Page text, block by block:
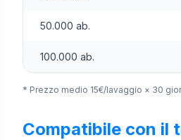
50.000 ab.
100.000 ab.
* Prezzo medio 15€/lavaggio × 30
Compatibile con il